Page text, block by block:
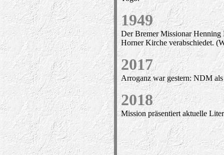
1949
Der Bremer Missionar Henning
Horner Kirche verabschiedet.
2017
Arroganz war gestern: NDM
2018
Mission präsentiert aktuelle